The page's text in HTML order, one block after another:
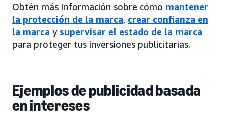
Obtén más información sobre cómo mantener
la protección de la marca, crear confianza en
la marca y supervisar el estado de la marca
para proteger tus inversiones publicitarias.
Ejemplos de publicidad basada
en intereses